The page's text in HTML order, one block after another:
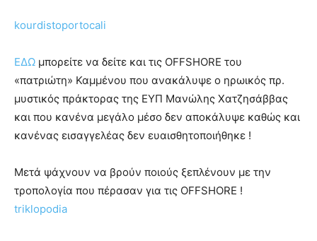
kourdistoportocali
ΕΔΩ μπορείτε να δείτε και τις OFFSHORE του
«πατριώτη» Καμμένου που ανακάλυψε ο ηρωικός πρ.
μυστικός πράκτορας της ΕΥΠ Μανώλης Χατζησάββας
και που κανένα μεγάλο μέσο δεν αποκάλυψε καθώς και
κανένας εισαγγελέας δεν ευαισθητοποιήθηκε !
Μετά ψάχνουν να βρούν ποιούς ξεπλένουν με την
τροπολογία που πέρασαν για τις OFFSHORE !
triklopodia